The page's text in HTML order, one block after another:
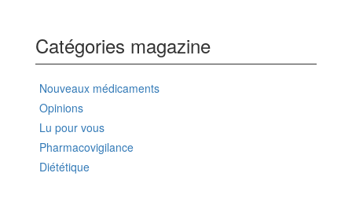
Catégories magazine
Nouveaux médicaments
Opinions
Lu pour vous
Pharmacovigilance
Diététique